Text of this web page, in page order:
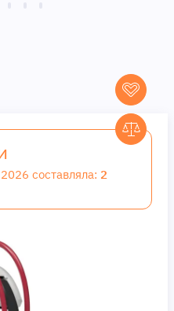
составляла: 2